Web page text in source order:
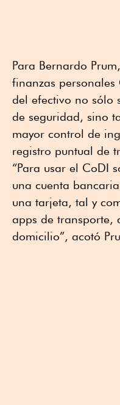
Para Bernardo
finanzas
del efectivo no sólo
de seguridad, sino
mayor control de
registro puntual de
“Para usar el CoDI
una cuenta
una tarjeta, tal y
apps de transporte,
domicilio”, acotó